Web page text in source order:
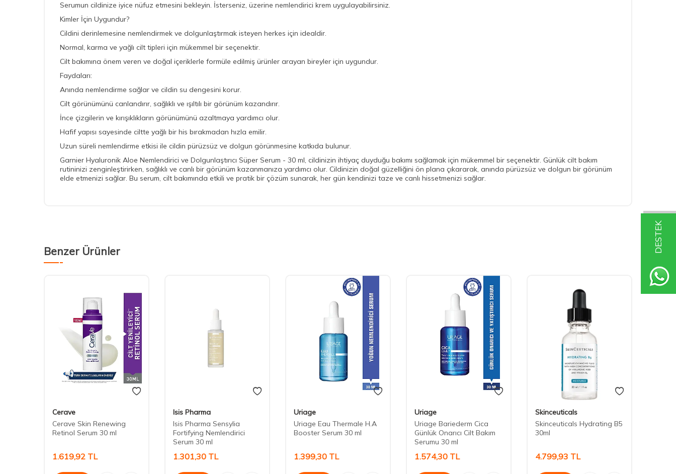
DESTEK
Serumun cildinize iyice nüfuz etmesini bekleyin. İsterseniz, üzerine nemlendirici krem uygulayabilirsiniz.
Kimler İçin Uygundur?
Cildini derinlemesine nemlendirmek ve dolgunlaştırmak isteyen herkes için idealdir.
Normal, karma ve yağlı cilt tipleri için mükemmel bir seçenektir.
Cilt bakımına önem veren ve doğal içeriklerle formüle edilmiş ürünler arayan bireyler için uygundur.
Faydaları:
Anında nemlendirme sağlar ve cildin su dengesini korur.
Cilt görünümünü canlandırır, sağlıklı ve ışıltılı bir görünüm kazandırır.
İnce çizgilerin ve kırışıklıkların görünümünü azaltmaya yardımcı olur.
Hafif yapısı sayesinde ciltte yağlı bir his bırakmadan hızla emilir.
Uzun süreli nemlendirme etkisi ile cildin pürüzsüz ve dolgun görünmesine katkıda bulunur.
Garnier Hyaluronik Aloe Nemlendirici ve Dolgunlaştırıcı Süper Serum - 30 ml, cildinizin ihtiyaç duyduğu bakımı sağlamak için mükemmel bir seçenektir. Günlük cilt bakım
rutininizi zenginleştirirken, sağlıklı ve canlı bir görünüm kazanmanıza yardımcı olur. Cildinizin doğal güzelliğini ön plana çıkararak, anında pürüzsüz ve dolgun bir görünüm
elde etmenizi sağlar. Bu serum, cilt bakımında etkili ve pratik bir çözüm sunarak, her gün kendinizi taze ve canlı hissetmenizi sağlar.
Benzer Ürünler
Cerave
Cerave Skin Renewing
Retinol Serum 30 ml
1.619,92 TL
Isis Pharma
Isis Pharma Sensylia
Fortifying Nemlendirici
Serum 30 ml
1.301,30 TL
Uriage
Uriage Eau Thermale H.A
Booster Serum 30 ml
1.399,30 TL
Uriage
Uriage Bariederm Cica
Günlük Onarıcı Cilt Bakım
Serumu 30 ml
1.574,30 TL
Skinceuticals
Skinceuticals Hydrating B5
30ml
4.799,93 TL